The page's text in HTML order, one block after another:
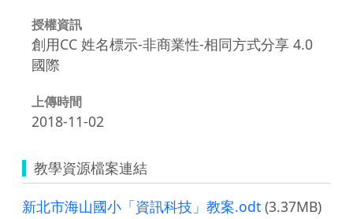
授權資訊
創用CC 姓名標示-非商業性-相同方式分享 4.0
國際
上傳時間
2018-11-02
教學資源檔案連結
新北市海山國小「資訊科技」教案.odt (3.37MB)